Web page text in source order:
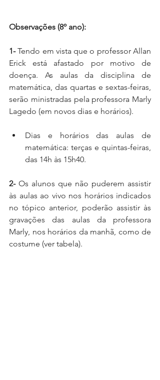
Observações (8º ano):
1- Tendo em vista que o professor Allan
Erick está afastado por motivo de
doença. As aulas da disciplina de
matemática, das quartas e sextas-feiras,
serão ministradas pela professora Marly
Lagedo (em novos dias e horários).
Dias e horários das aulas de
matemática: terças e quintas-feiras,
das 14h às 15h40.
2- Os alunos que não puderem assistir
às aulas ao vivo nos horários indicados
no tópico anterior, poderão assistir às
gravações das aulas da professora
Marly, nos horários da manhã, como de
costume (ver tabela).